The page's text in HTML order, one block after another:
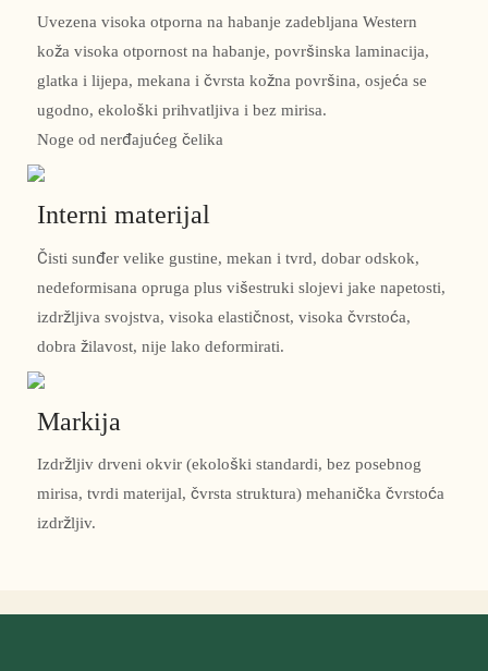
Uvezena visoka otporna na habanje zadebljana Western
koža visoka otpornost na habanje, površinska laminacija,
glatka i lijepa, mekana i čvrsta kožna površina, osjeća se
ugodno, ekološki prihvatljiva i bez mirisa.
Noge od nerđajućeg čelika
Interni materijal
Čisti sunđer velike gustine, mekan i tvrd, dobar odskok,
nedeformisana opruga plus višestruki slojevi jake napetosti,
izdržljiva svojstva, visoka elastičnost, visoka čvrstoća,
dobra žilavost, nije lako deformirati.
Markija
Izdržljiv drveni okvir (ekološki standardi, bez posebnog
mirisa, tvrdi materijal, čvrsta struktura) mehanička čvrstoća
izdržljiv.